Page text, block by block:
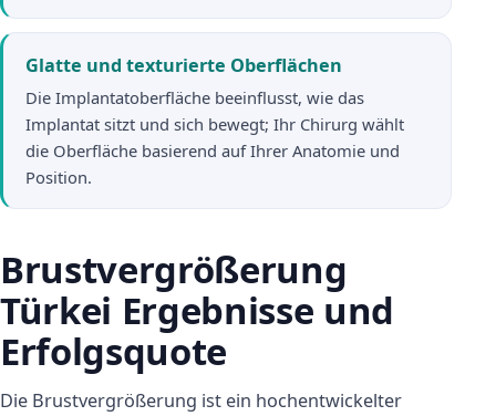
Glatte und texturierte Oberflächen
Die Implantatoberfläche beeinflusst, wie das
Implantat sitzt und sich bewegt; Ihr Chirurg wählt
die Oberfläche basierend auf Ihrer Anatomie und
Position.
Brustvergrößerung
Türkei Ergebnisse und
Erfolgsquote
Die Brustvergrößerung ist ein hochentwickelter